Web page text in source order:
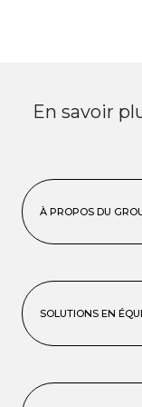
En savoir
À PROPOS DU
SOLUTIONS EN